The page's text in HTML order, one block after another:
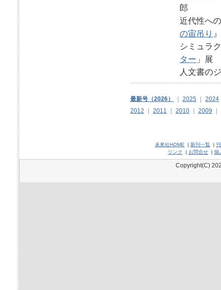
郎
近代性へ
の宙吊り
シミュラ
ター 」
人文書の
最新号（2026） 2025 2024
2012
2011 2010 2009
未來社HOME | 新刊一覧 |
リンク
| お問合せ | 個
Copyright(C)